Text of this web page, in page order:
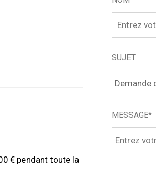
€ pendant toute la
SUJET
MESSAGE*